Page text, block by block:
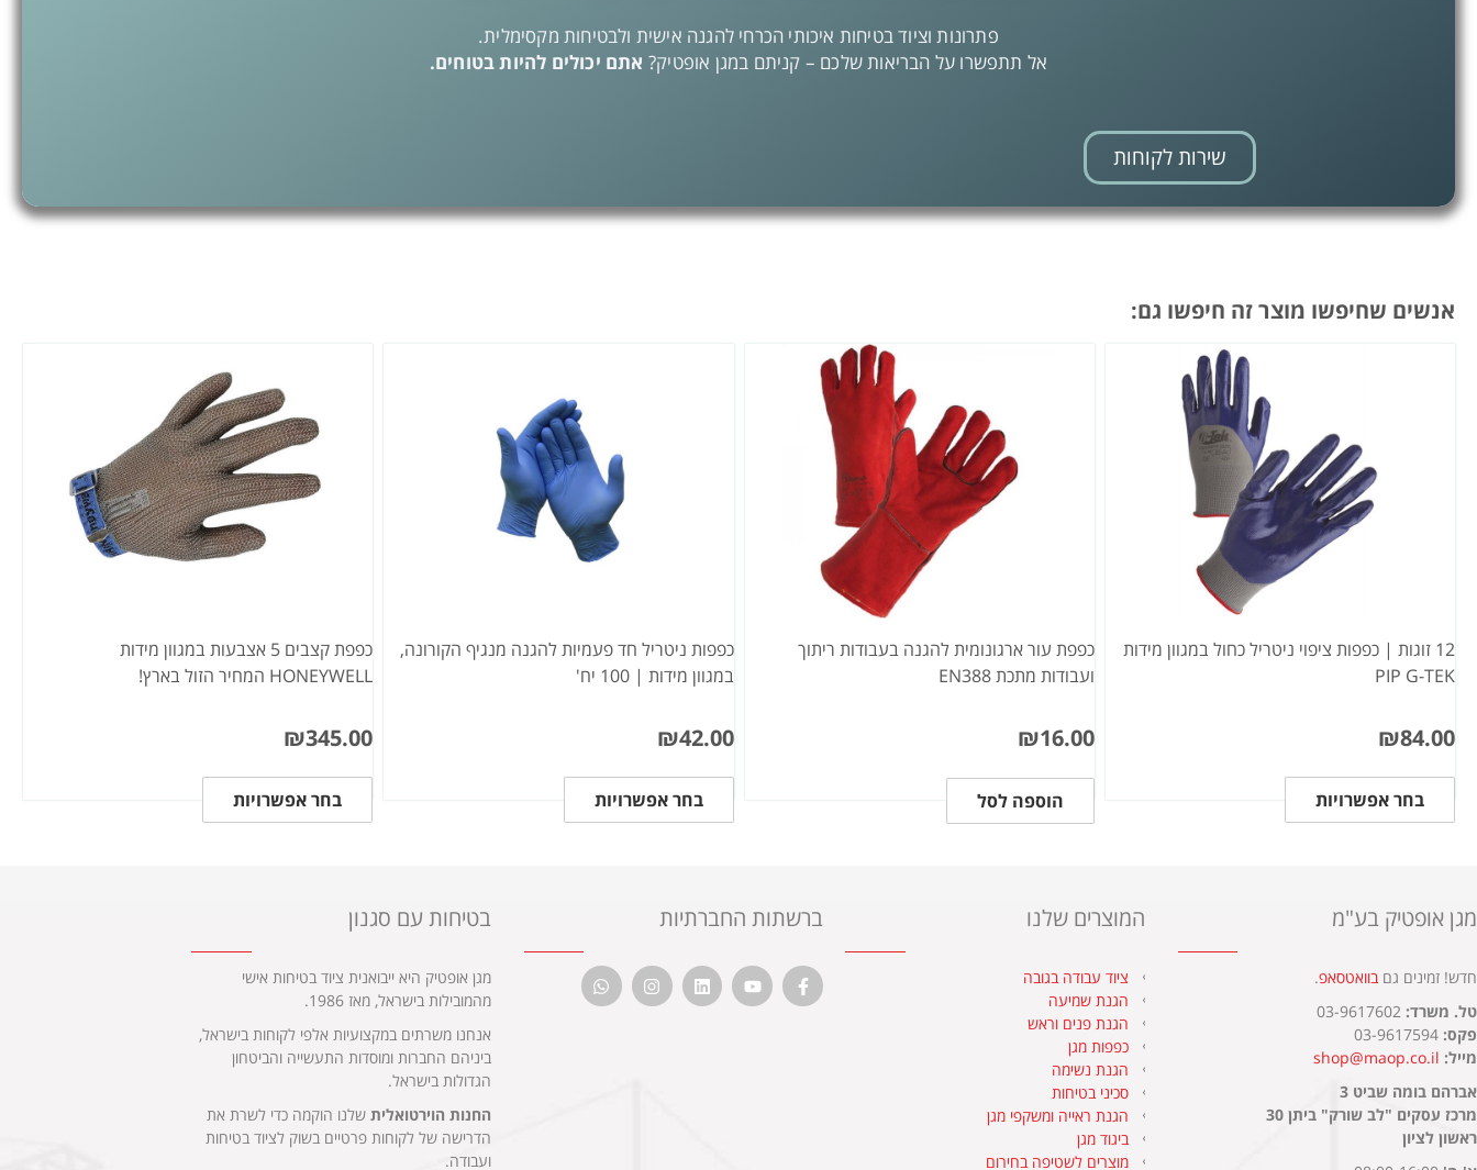
פתרונות וציוד בטיחות איכותי הכרחי להגנה אישית ולבטיחות מקסימלית.
אל תתפשרו על הבריאות שלכם – קניתם במגן אופטיק? אתם יכולים להיות בטוחים.
שירות לקוחות
אנשים שחיפשו מוצר זה חיפשו גם:
12 זוגות | כפפות ציפוי ניטריל כחול במגוון מידות
PIP G-TEK
₪84.00
בחר אפשרויות
כפפת עור ארגונומית להגנה בעבודות ריתוך
ועבודות מתכת EN388
₪16.00
הוספה לסל
כפפות ניטריל חד פעמיות להגנה מנגיף הקורונה,
במגוון מידות | 100 יח'
₪42.00
בחר אפשרויות
כפפת קצבים 5 אצבעות במגוון מידות
HONEYWELL המחיר הזול בארץ!
₪345.00
בחר אפשרויות
מגן אופטיק בע"מ
חדש! זמינים גםבוואטסאפ.​
טל. משרד: 03-9617602
פקס:
מייל: shop@maop.co.il
אברהם בומה שביט 3
מרכז עסקים "לב שורק" ביתן 30
ראשון לציון
המוצרים שלנו
ציוד עבודה בגובה
הגנת שמיעה
הגנת פנים וראש
כפפות מגן
הגנת נשימה
סכיני בטיחות
הגנת ראייה ומשקפי מגן
ביגוד מגן
מוצרים לשטיפה בחירום
ברשתות החברתיות בטיחות עם סגנון
מגן אופטיק היא ייבואנית ציוד בטיחות אישי
מהמובילות בישראל, מאז 1986.
אנחנו משרתים במקצועיות אלפי לקוחות בישראל,
ביניהם החברות ומוסדות התעשייה והביטחון
הגדולות בישראל.
החנות הוירטואליתשלנו הוקמה כדי לשרת את
הדרישה של לקוחות פרטיים בשוק לציוד בטיחות
ועבודה.